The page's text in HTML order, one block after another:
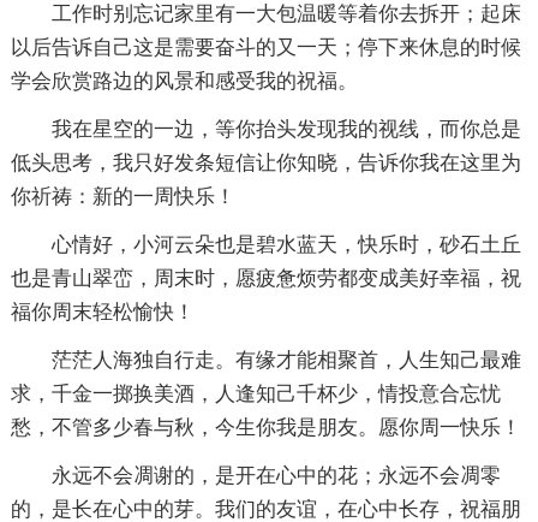
工作时别忘记家里有一大包温暖等着你去拆开；起床
以后告诉自己这是需要奋斗的又一天；停下来休息的时候
学会欣赏路边的风景和感受我的祝福。
我在星空的一边，等你抬头发现我的视线，而你总是
低头思考，我只好发条短信让你知晓，告诉你我在这里为
你祈祷：新的一周快乐！
心情好，小河云朵也是碧水蓝天，快乐时，砂石土丘
也是青山翠峦，周末时，愿疲惫烦劳都变成美好幸福，祝
福你周末轻松愉快！
茫茫人海独自行走。有缘才能相聚首，人生知己最难
求，千金一掷换美酒，人逢知己千杯少，情投意合忘忧
愁，不管多少春与秋，今生你我是朋友。愿你周一快乐！
永远不会凋谢的，是开在心中的花；永远不会凋零
的，是长在心中的芽。我们的友谊，在心中长存，祝福朋